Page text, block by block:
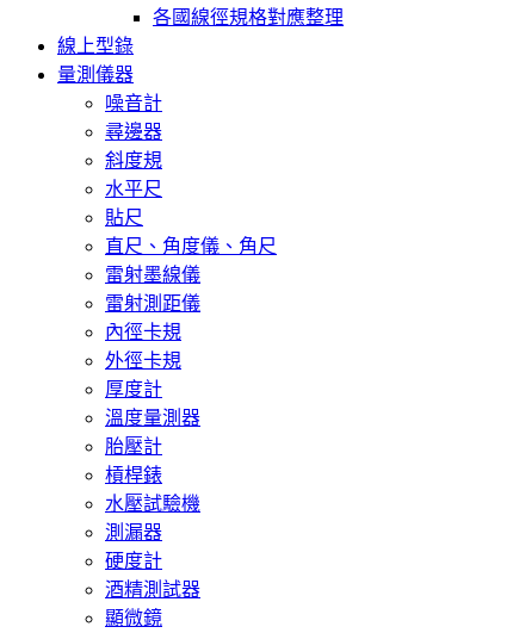
各國線徑規格對應整理
線上型錄
量測儀器
噪音計
尋邊器
斜度規
水平尺
貼尺
直尺、角度儀、角尺
雷射墨線儀
雷射測距儀
內徑卡規
外徑卡規
厚度計
溫度量測器
胎壓計
槓桿錶
水壓試驗機
測漏器
硬度計
酒精測試器
顯微鏡